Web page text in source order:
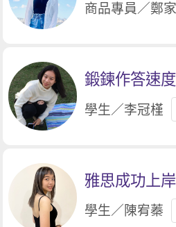
商品專員／鄭
鍛鍊作答速
學生／李冠槿
學生／陳宥蓁